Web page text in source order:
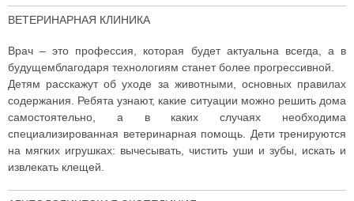
ВЕТЕРИНАРНАЯ КЛИНИКА
Врач – это профессия, которая будет актуальна всегда, а в
будущемблагодаря технологиям станет более прогрессивной.
Детям расскажут об уходе за животными, основных правилах
содержания. Ребята узнают, какие ситуации можно решить дома
самостоятельно, а в каких случаях необходима
специализированная ветеринарная помощь. Дети тренируются
на мягких игрушках: вычесывать, чистить уши и зубы, искать и
извлекать клещей.